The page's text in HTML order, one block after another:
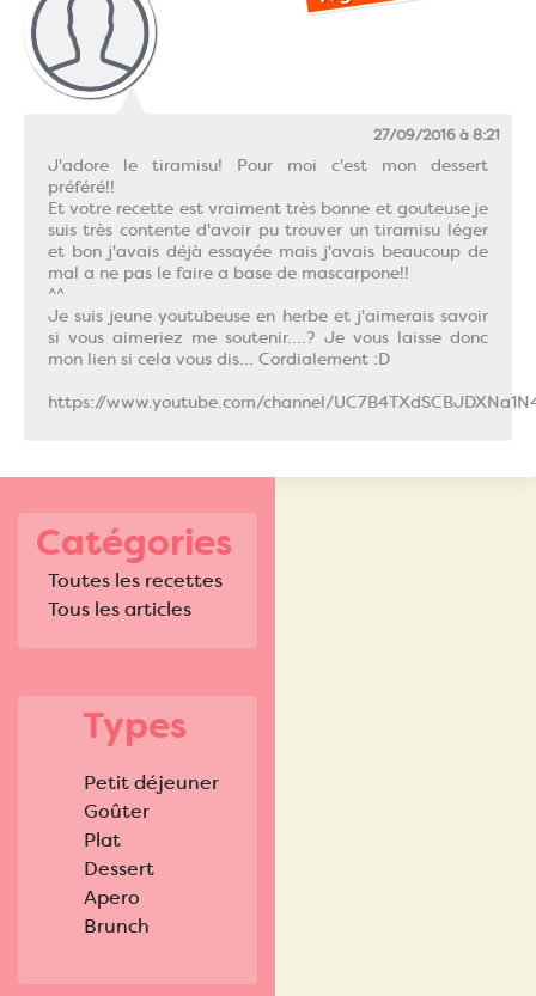
Catégories
Toutes les recettes
Tous les articles
Types
Petit déjeuner
Goûter
Plat
Dessert
Apero
Brunch
27/09/2016 à 8:21
J'adore le tiramisu! Pour moi c'est mon dessert
préféré!!
Et votre recette est vraiment très bonne et gouteuse je
suis très contente d'avoir pu trouver un tiramisu léger
et bon j'avais déjà essayée mais j'avais beaucoup de
mal a ne pas le faire a base de mascarpone!!
^^
Je suis jeune youtubeuse en herbe et j'aimerais savoir
si vous aimeriez me soutenir....? Je vous laisse donc
mon lien si cela vous dis... Cordialement :D
https://www.youtube.com/channel/